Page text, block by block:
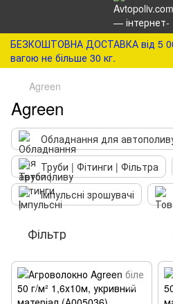
БЕЗКОШТОВНА ДОСТАВКА від 5
вагою не більше 30 кг.
Agreen
Agreen
Обладнання для
Труби | Фітинги | Фільтра
Імпульсні зрошувачі
Фільтр